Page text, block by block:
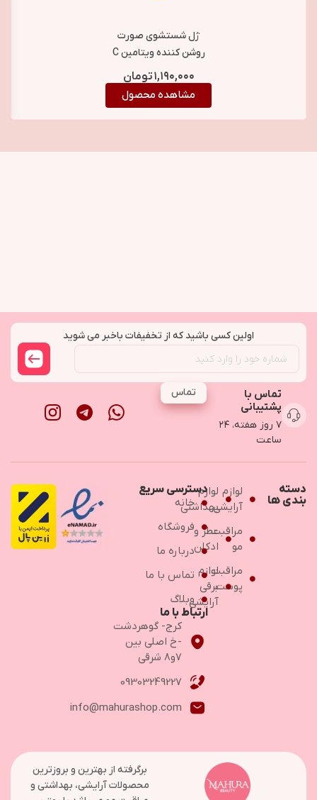
ژل شستشوی صورت
روشن کننده ویتامین C
گارنیر
۱,۱۹۰,۰۰۰تومان
مشاهده محصول
اولین کسی باشید که از تخفیفات باخبر می شوید
تماس با
پشتیبانی
۷ روز هفته، ۲۴
ساعت
تماس
دسته
بندی ها
لوازم
آرایشی
مراقبت
مو
مراقبت
پوست
لوازم
بهداشتی
عطر و
ادکلن
لوازم
برقی
آرایشی
دسترسی سریع
خانه
فروشگاه
درباره ما
تماس با ما
وبلاگ
ارتباط با ما
کرج- گوهردشت
-خ اصلی بین
۷و۸ شرقی
09303249227
info@mahurashop.com
برگرفته از بهترین و بروزترین
محصولات آرایشی، بهداشتی و